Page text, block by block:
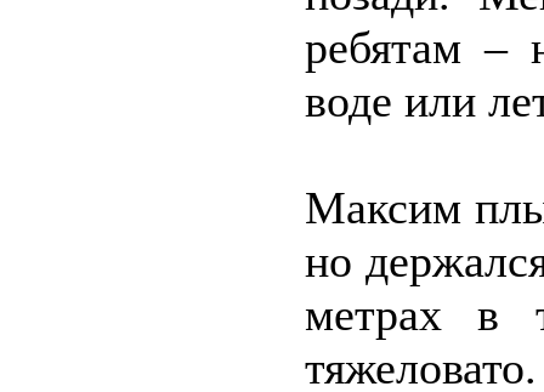
ребятам –
воде или
Максим
но
метрах в